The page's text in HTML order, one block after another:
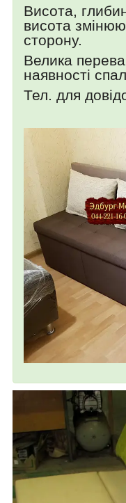
Висота,
висота
сторону.
Велика
наявності
Тел. для